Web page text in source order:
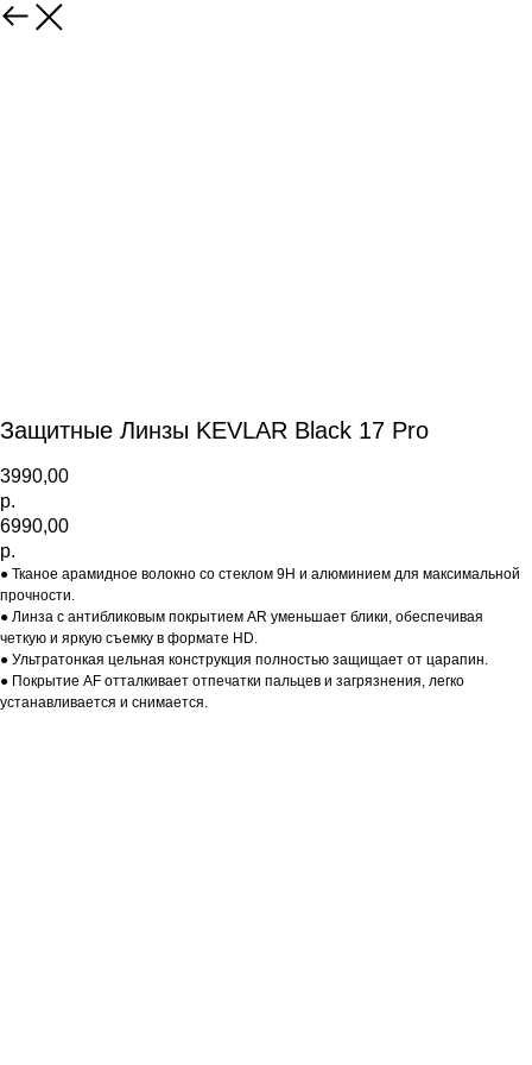
Защитные Линзы KEVLAR Black 17 Pro
3990,00
р.
6990,00
р.
● Тканое арамидное волокно со стеклом 9H и алюминием для максимальной
прочности.
● Линза с антибликовым покрытием AR уменьшает блики, обеспечивая
четкую и яркую съемку в формате HD.
● Ультратонкая цельная конструкция полностью защищает от царапин.
● Покрытие AF отталкивает отпечатки пальцев и загрязнения, легко
устанавливается и снимается.